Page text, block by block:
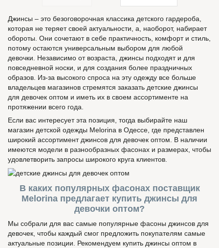
Джинсы – это безоговорочная классика детского гардероба,
которая не теряет своей актуальности, а, наоборот, набирает
обороты. Они сочетают в себе практичность, комфорт и стиль,
потому остаются универсальным выбором для любой
девочки. Независимо от возраста, джинсы подходят и для
повседневной носки, и для создания более праздничных
образов. Из-за высокого спроса на эту одежду все больше
владельцев магазинов стремятся заказать детские джинсы
для девочек оптом и иметь их в своем ассортименте на
протяжении всего года.
Если вас интересует эта позиция, тогда выбирайте наш
магазин детской одежды Melorina в Одессе, где представлен
широкий ассортимент джинсов для девочек оптом. В наличии
имеются модели в разнообразных фасонах и размерах, чтобы
удовлетворить запросы широкого круга клиентов.
В каких популярных фасонах поставщик
Melorina предлагает купить джинсы для
девочки оптом?
Мы собрали для вас самые популярные фасоны джинсов для
девочек, чтобы каждый смог предложить покупателям самые
актуальные позиции. Рекомендуем купить джинсы оптом в